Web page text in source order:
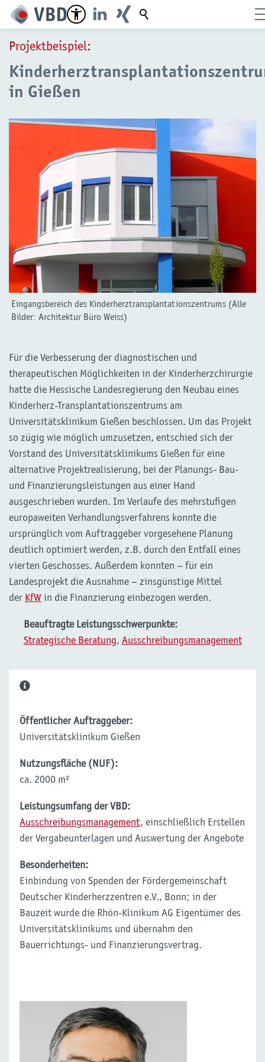
Suchbegriff
Projektbeispiel:
in Gießen
Eingangsbereich des Kinderherztransplantationszentrums (Alle
Bilder: Architektur Büro Weiss)
Für die Verbesserung der diagnostischen und
therapeutischen Möglichkeiten in der Kinderherzchirurgie
hatte die Hessische Landesregierung den Neubau eines
Kinderherz-Transplantationszentrums am
Universitätsklinikum Gießen beschlossen. Um das Projekt
so zügig wie möglich umzusetzen, entschied sich der
Vorstand des Universitätsklinikums Gießen für eine
alternative Projektrealisierung, bei der Planungs- Bau-
und Finanzierungsleistungen aus einer Hand
ausgeschrieben wurden. Im Verlaufe des mehrstufigen
europaweiten Verhandlungsverfahrens konnte die
ursprünglich vom Auftraggeber vorgesehene Planung
deutlich optimiert werden, z.B. durch den Entfall eines
vierten Geschosses. Außerdem konnten – für ein
Landesprojekt die Ausnahme – zinsgünstige Mittel
der KfW in die Finanzierung einbezogen werden.
Beauftragte Leistungsschwerpunkte:
Strategische Beratung, Ausschreibungsmanagement
Öffentlicher Auftraggeber:
Universitätsklinikum Gießen
Nutzungsfläche (NUF):
ca. 2000 m²
Leistungsumfang der VBD:
Ausschreibungsmanagement, einschließlich Erstellen
der Vergabeunterlagen und Auswertung der Angebote
Besonderheiten:
Einbindung von Spenden der Fördergemeinschaft
Deutscher Kinderherzzentren e.V., Bonn; in der
Bauzeit wurde die Rhön-Klinikum AG Eigentümer des
Universitätsklinikums und übernahm den
Bauerrichtungs- und Finanzierungsvertrag.